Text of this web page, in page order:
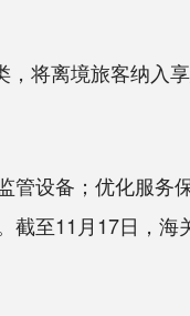
将离境旅客纳入
设备；优化服务
截至11月17日，海